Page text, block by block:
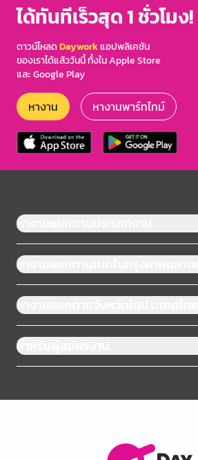
ได้ทันทีเร็วสุด 1 ชั่วโมง!
ดาวน์โหลดDayworkแอปพลิเคชัน
ของเราได้แล้ววันนี้ ทั้งใน Apple Store
และ Google Play
หางาน หางานพาร์ทไทม์
หางานแยกตามประเภทงาน
หางานแยกตามเขตในกรุงเทพมหานค
หางานแยกตามจังหวัดในประเทศไทย
สำหรับผู้สมัครงาน